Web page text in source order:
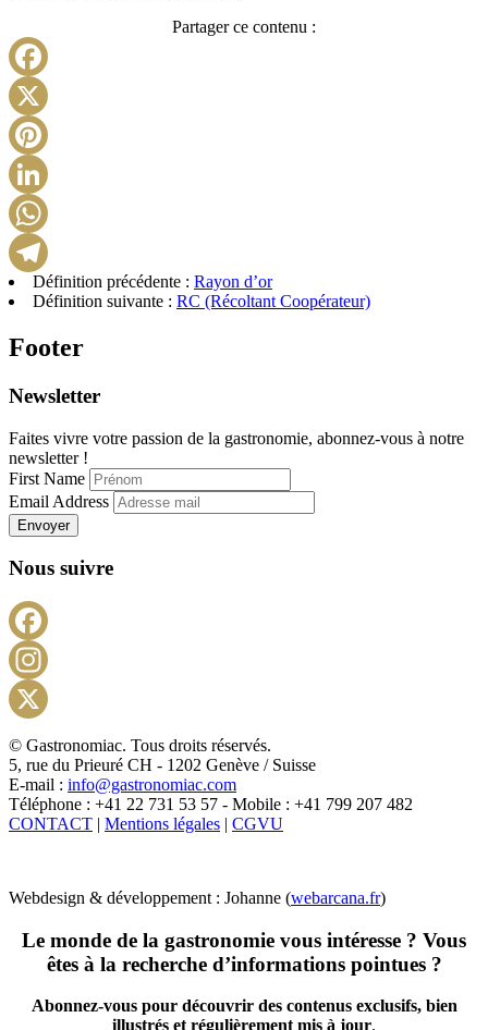
Partager ce contenu :
Telegram
Définition précédente : Rayon d’or
Définition suivante : RC (Récoltant Coopérateur)
Footer
Newsletter
Faites vivre votre passion de la gastronomie, abonnez-vous à notre
newsletter !
First Name
Email Address
Envoyer
Nous suivre
X
© Gastronomiac. Tous droits réservés.
5, rue du Prieuré CH - 1202 Genève / Suisse
E-mail : info@gastronomiac.com
Téléphone : +41 22 731 53 57 - Mobile : +41 799 207 482
CONTACT | Mentions légales | CGVU
Webdesign & développement : Johanne (webarcana.fr)
Le monde de la gastronomie vous intéresse ? Vous
êtes à la recherche d’informations pointues ?
Abonnez-vous pour découvrir des contenus exclusifs, bien
illustrés et régulièrement mis à jour.